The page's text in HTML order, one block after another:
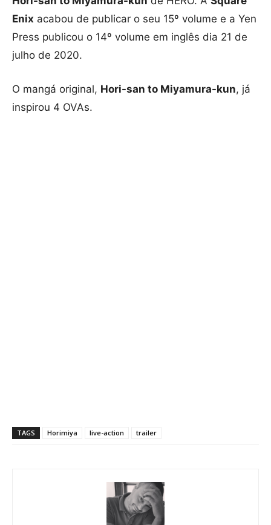
Enix acabou de publicar o seu 15º volume e a Yen
Press publicou o 14º volume em inglês dia 21 de
julho de 2020.
O mangá original, Hori-san to Miyamura-kun, já
inspirou 4 OVAs.
TAGS Horimiya live-action trailer